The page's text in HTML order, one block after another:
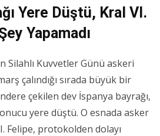
Yere Düştü, Kral VI.
Yapamadı
Silahlı Kuvvetler Günü askeri
çalındığı sırada büyük bir
çekilen dev İspanya bayrağı,
yere düştü. O esnada asker
Felipe, protokolden dolayı